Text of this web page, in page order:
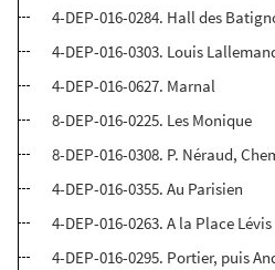
4-DEP-016-0284. Hall des
4-DEP-016-0303. Louis
4-DEP-016-0627. Marnal
8-DEP-016-0225. Les Monique
8-DEP-016-0308. P. Néraud,
4-DEP-016-0355. Au Parisien
4-DEP-016-0263. A la Place Lévis
4-DEP-016-0295. Portier, puis